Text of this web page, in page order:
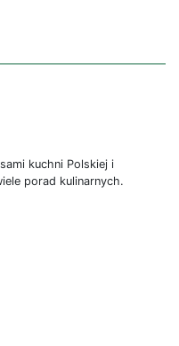
kuchni Polskiej i
porad kulinarnych.